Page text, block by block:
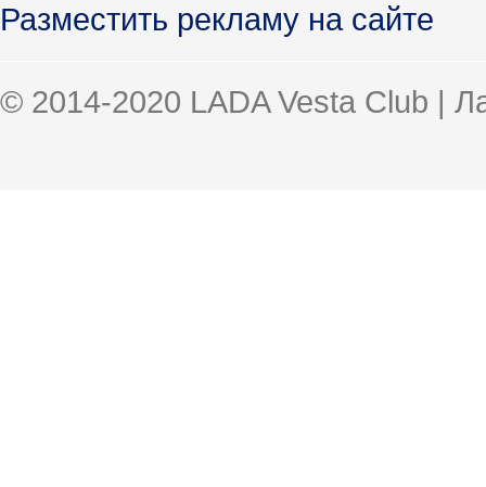
Разместить рекламу на сайте
© 2014-2020 LADA Vesta Club |